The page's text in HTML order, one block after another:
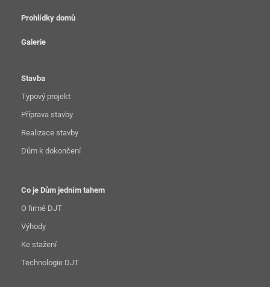
Prohlídky domů
Galerie
Stavba
Typový projekt
Příprava stavby
Realizace stavby
Dům k dokončení
Co je Dům jedním tahem
O firmě DJT
Výhody
Ke stažení
Technologie DJT